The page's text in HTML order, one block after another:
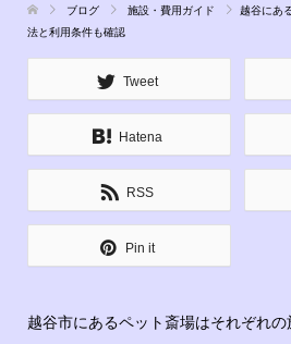
ブログ 施設・費用ガイド
越谷にあ
法と利用条件も確認
Tweet
Hatena
RSS
Pin it
越谷市にあるペット斎場はそれぞれ